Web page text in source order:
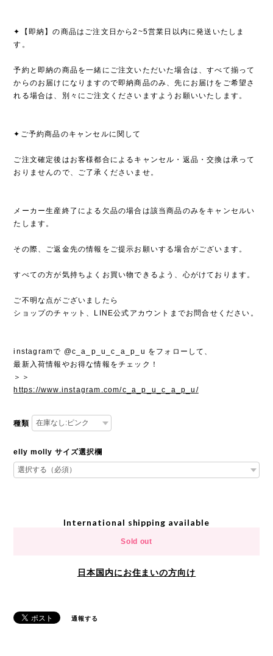
✦【即納】の商品はご注文日から2~5営業日以内に発送いたしま
す。
予約と即納の商品を一緒にご注文いただいた場合は、すべて揃って
からのお届けになりますので即納商品のみ、先にお届けをご希望さ
れる場合は、別々にご注文くださいますようお願いいたします。
✦ご予約商品のキャンセルに関して
ご注文確定後はお客様都合によるキャンセル・返品・交換は承って
おりませんので、ご了承くださいませ。
メーカー生産終了による欠品の場合は該当商品のみをキャンセルい
たします。
その際、ご返金先の情報をご提示お願いする場合がございます。
すべての方が気持ちよくお買い物できるよう、心がけております。
ご不明な点がございましたら
ショップのチャット、LINE公式アカウントまでお問合せください。
instagramで @c_a_p_u_c_a_p_u をフォローして、
最新入荷情報やお得な情報をチェック！
＞＞
https://www.instagram.com/c_a_p_u_c_a_p_u/
種類
elly molly サイズ選択欄
International shipping available
Sold out
日本国内にお住まいの方向け
通報する